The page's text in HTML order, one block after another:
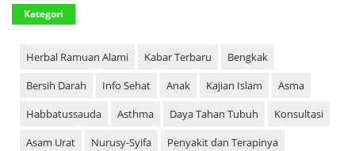
Kategori
Herbal Ramuan Alami Kabar Terbaru
Bengkak
Bersih Darah
Info Sehat Anak Kajian Islam
Asma
Habbatussauda
Asthma Daya Tahan Tubuh
Konsultasi
Asam Urat
Nurusy-Syifa
Penyakit dan Terapinya